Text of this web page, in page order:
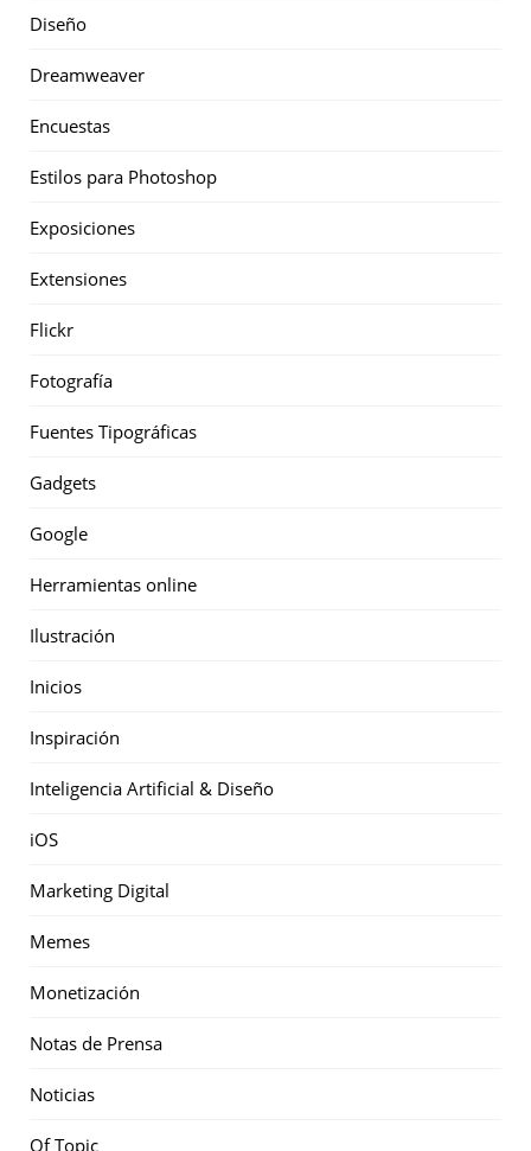
Diseño
Dreamweaver
Encuestas
Estilos para Photoshop
Exposiciones
Extensiones
Flickr
Fotografía
Fuentes Tipográficas
Gadgets
Google
Herramientas online
Ilustración
Inicios
Inspiración
Inteligencia Artificial & Diseño
iOS
Marketing Digital
Memes
Monetización
Notas de Prensa
Noticias
Of Topic